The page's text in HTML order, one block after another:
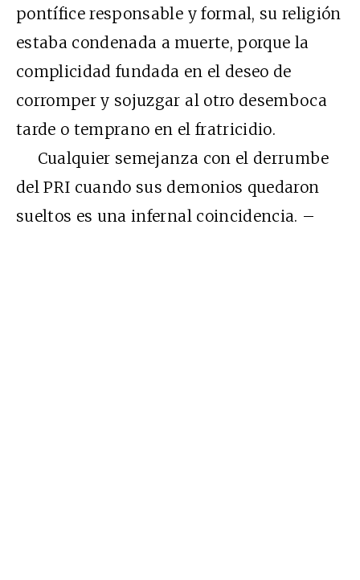
pontífice responsable y formal, su religión
estaba condenada a muerte, porque la
complicidad fundada en el deseo de
corromper y sojuzgar al otro desemboca
tarde o temprano en el fratricidio.
Cualquier semejanza con el derrumbe
del PRI cuando sus demonios quedaron
sueltos es una infernal coincidencia. –